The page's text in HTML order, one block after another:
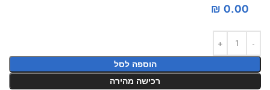
₪ 0.00
הוספה לסל
רכישה מהירה